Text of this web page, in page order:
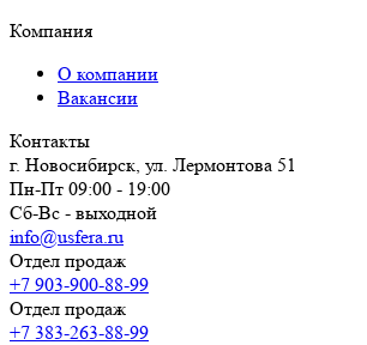
Компания
О компании
Вакансии
Контакты
г. Новосибирск, ул. Лермонтова 51
Пн-Пт 09:00 - 19:00
Сб-Вс - выходной
info@usfera.ru
Отдел продаж
+7 903-900-88-99
Отдел продаж
+7 383-263-88-99